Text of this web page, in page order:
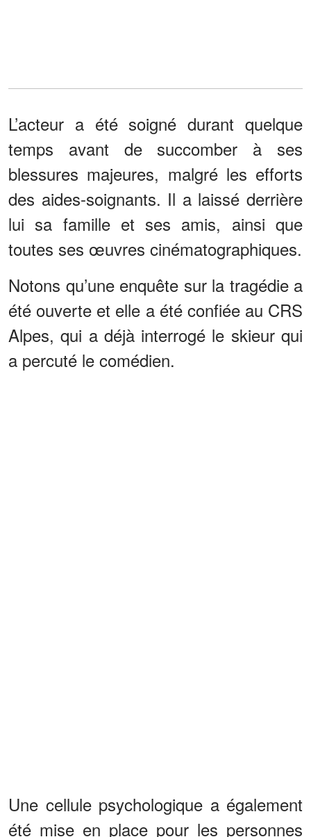
L’acteur a été soigné durant quelque
temps avant de succomber à ses
blessures majeures, malgré les efforts
des aides-soignants. Il a laissé derrière
lui sa famille et ses amis, ainsi que
toutes ses œuvres cinématographiques.
Notons qu’une enquête sur la tragédie a
été ouverte et elle a été confiée au CRS
Alpes, qui a déjà interrogé le skieur qui
a percuté le comédien.
Une cellule psychologique a également
été mise en place pour les personnes